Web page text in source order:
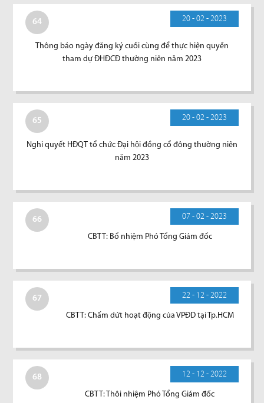
64 20 - 02 - 2023
Thông báo ngày đăng ký cuối cùng để thực hiện quyền
tham dự ĐHĐCĐ thường niên năm 2023
65 20 - 02 - 2023
Nghi quyết HĐQT tổ chức Đại hội đồng cổ đông thường niên
năm 2023
66 07 - 02 - 2023
CBTT: Bổ nhiệm Phó Tổng Giám đốc
67 22 - 12 - 2022
CBTT: Chấm dứt hoạt động của VPĐD tại Tp.HCM
68 12 - 12 - 2022
CBTT: Thôi nhiệm Phó Tổng Giám đốc